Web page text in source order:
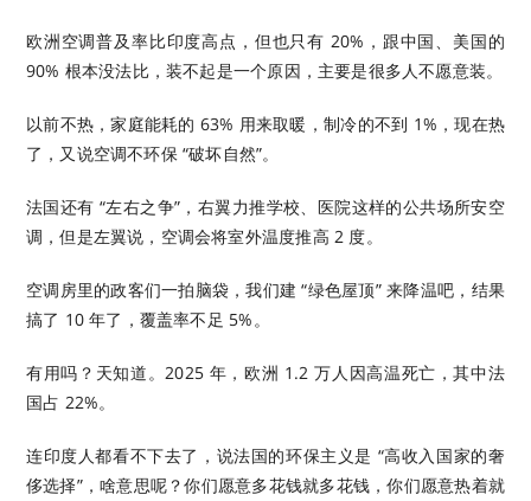
欧洲空调普及率比印度高点，但也只有 20%，跟中国、美国的
90% 根本没法比，装不起是一个原因，主要是很多人不愿意装。
以前不热，家庭能耗的 63% 用来取暖，制冷的不到 1%，现在热
了，又说空调不环保 “破坏自然”。
法国还有 “左右之争”，右翼力推学校、医院这样的公共场所安空
调，但是左翼说，空调会将室外温度推高 2 度。
空调房里的政客们一拍脑袋，我们建 “绿色屋顶” 来降温吧，结果
搞了 10 年了，覆盖率不足 5%。
有用吗？天知道。2025 年，欧洲 1.2 万人因高温死亡，其中法
国占 22%。
连印度人都看不下去了，说法国的环保主义是 “高收入国家的奢
侈选择”，啥意思呢？你们愿意多花钱就多花钱，你们愿意热着就